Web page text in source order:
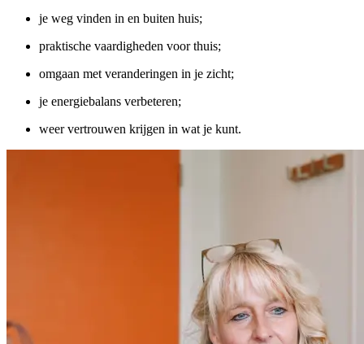
je weg vinden in en buiten huis;
praktische vaardigheden voor thuis;
omgaan met veranderingen in je zicht;
je energiebalans verbeteren;
weer vertrouwen krijgen in wat je kunt.